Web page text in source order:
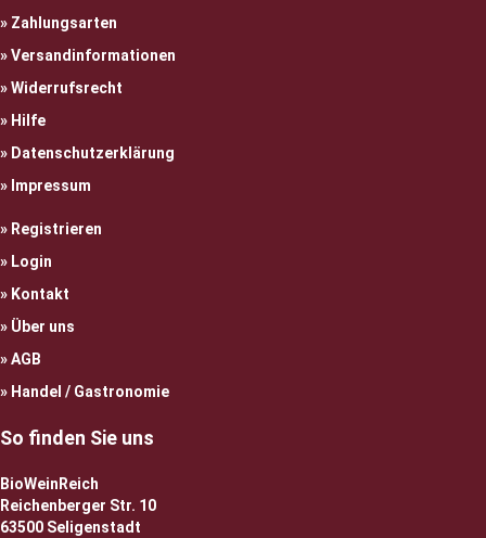
Zahlungsarten
Versandinformationen
Widerrufsrecht
Hilfe
Datenschutzerklärung
Impressum
Registrieren
Login
Kontakt
Über uns
AGB
Handel / Gastronomie
So finden Sie uns
BioWeinReich
Reichenberger Str. 10
63500 Seligenstadt